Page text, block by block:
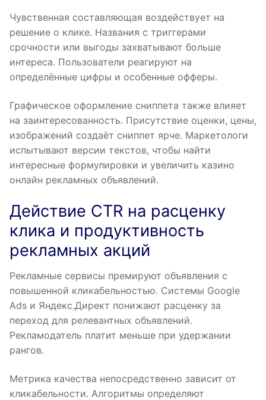
Чувственная составляющая воздействует на
решение о клике. Названия с триггерами
срочности или выгоды захватывают больше
интереса. Пользователи реагируют на
определённые цифры и особенные офферы.
Графическое оформление сниппета также влияет
на заинтересованность. Присутствие оценки, цены,
изображений создаёт сниппет ярче. Маркетологи
испытывают версии текстов, чтобы найти
интересные формулировки и увеличить казино
онлайн рекламных объявлений.
Действие CTR на расценку
клика и продуктивность
рекламных акций
Рекламные сервисы премируют объявления с
повышенной кликабельностью. Системы Google
Ads и Яндекс.Директ понижают расценку за
переход для релевантных объявлений.
Рекламодатель платит меньше при удержании
рангов.
Метрика качества непосредственно зависит от
кликабельности. Алгоритмы определяют